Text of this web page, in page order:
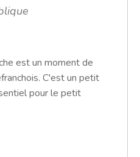
est un moment de
C'est un petit
pour le petit